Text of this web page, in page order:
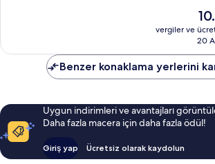
vergiler ve
20
Benzer konaklama yerlerini
Uygun indirimleri ve avantajları
Daha fazla macera için daha fazla ödül!
Giriş yap Ücretsiz olarak kaydolun